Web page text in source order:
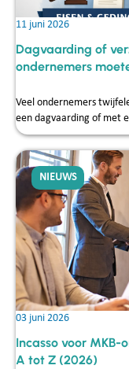
11 juni 2026
Dagvaarding of
ondernemers
Veel ondernemers
een dagvaarding of met
NIEUWS
03 juni 2026
Incasso voor
A tot Z (2026)